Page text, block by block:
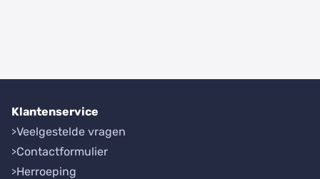
Klantenservice
Veelgestelde vragen
Contactformulier
Herroeping